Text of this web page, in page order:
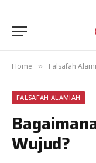
Home » Falsafah
FALSAFAH ALAMIAH
Wujud?